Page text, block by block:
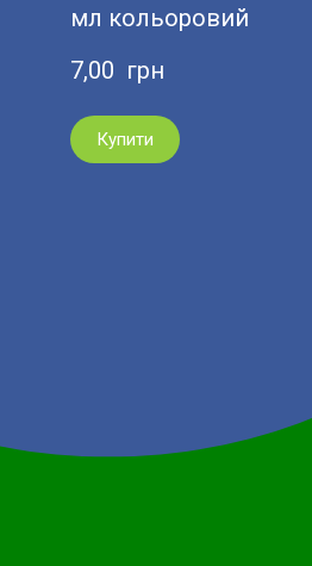
мл кольоровий
7,00  грн
Купити